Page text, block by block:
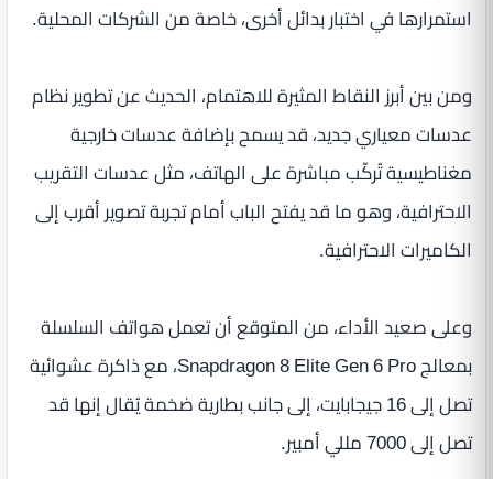
استمرارها في اختبار بدائل أخرى، خاصة من الشركات المحلية.
ومن بين أبرز النقاط المثيرة للاهتمام، الحديث عن تطوير نظام
عدسات معياري جديد، قد يسمح بإضافة عدسات خارجية
مغناطيسية تُركّب مباشرة على الهاتف، مثل عدسات التقريب
الاحترافية، وهو ما قد يفتح الباب أمام تجربة تصوير أقرب إلى
الكاميرات الاحترافية.
وعلى صعيد الأداء، من المتوقع أن تعمل هواتف السلسلة
بمعالج Snapdragon 8 Elite Gen 6 Pro، مع ذاكرة عشوائية
تصل إلى 16 جيجابايت، إلى جانب بطارية ضخمة يُقال إنها قد
تصل إلى 7000 مللي أمبير.